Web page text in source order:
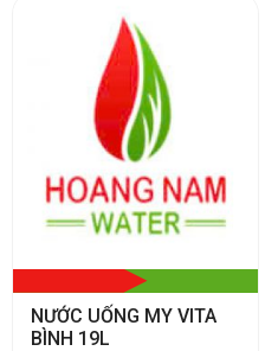
NƯỚC UỐNG MY VITA
BÌNH 19L